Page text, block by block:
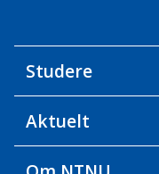
Studere
Aktuelt